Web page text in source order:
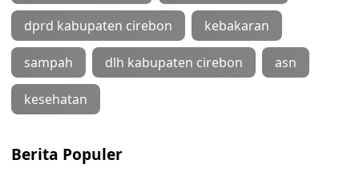
dprd kabupaten cirebon kebakaran
sampah dlh kabupaten cirebon asn
kesehatan
Berita Populer